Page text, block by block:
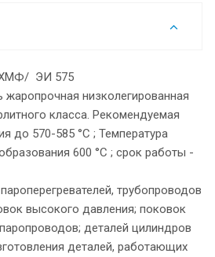
ЭИ 575
жаропрочная низколегированная
класса. Рекомендуемая
до 570-585 °С ; Температура
600 °С ; срок работы -
трубопроводов
высокого давления; поковок
деталей цилиндров
деталей, работающих